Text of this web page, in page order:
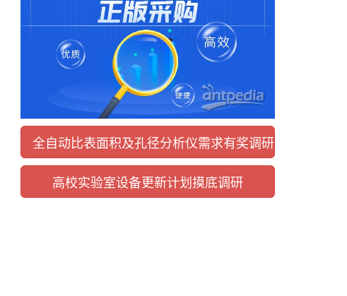
全自动比表面积及孔径分析仪需求有奖调研
高校实验室设备更新计划摸底调研